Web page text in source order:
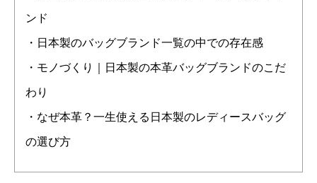
ンド
・日本製のバッグブランド一覧の中での存在感
・モノづくり｜日本製の本革バッグブランドのこだ
わり
・なぜ本革？一生使える日本製のレディースバッグ
の選び方